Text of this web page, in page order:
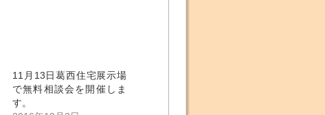
11月13日葛西住宅展示場
で無料相談会を開催しま
す。